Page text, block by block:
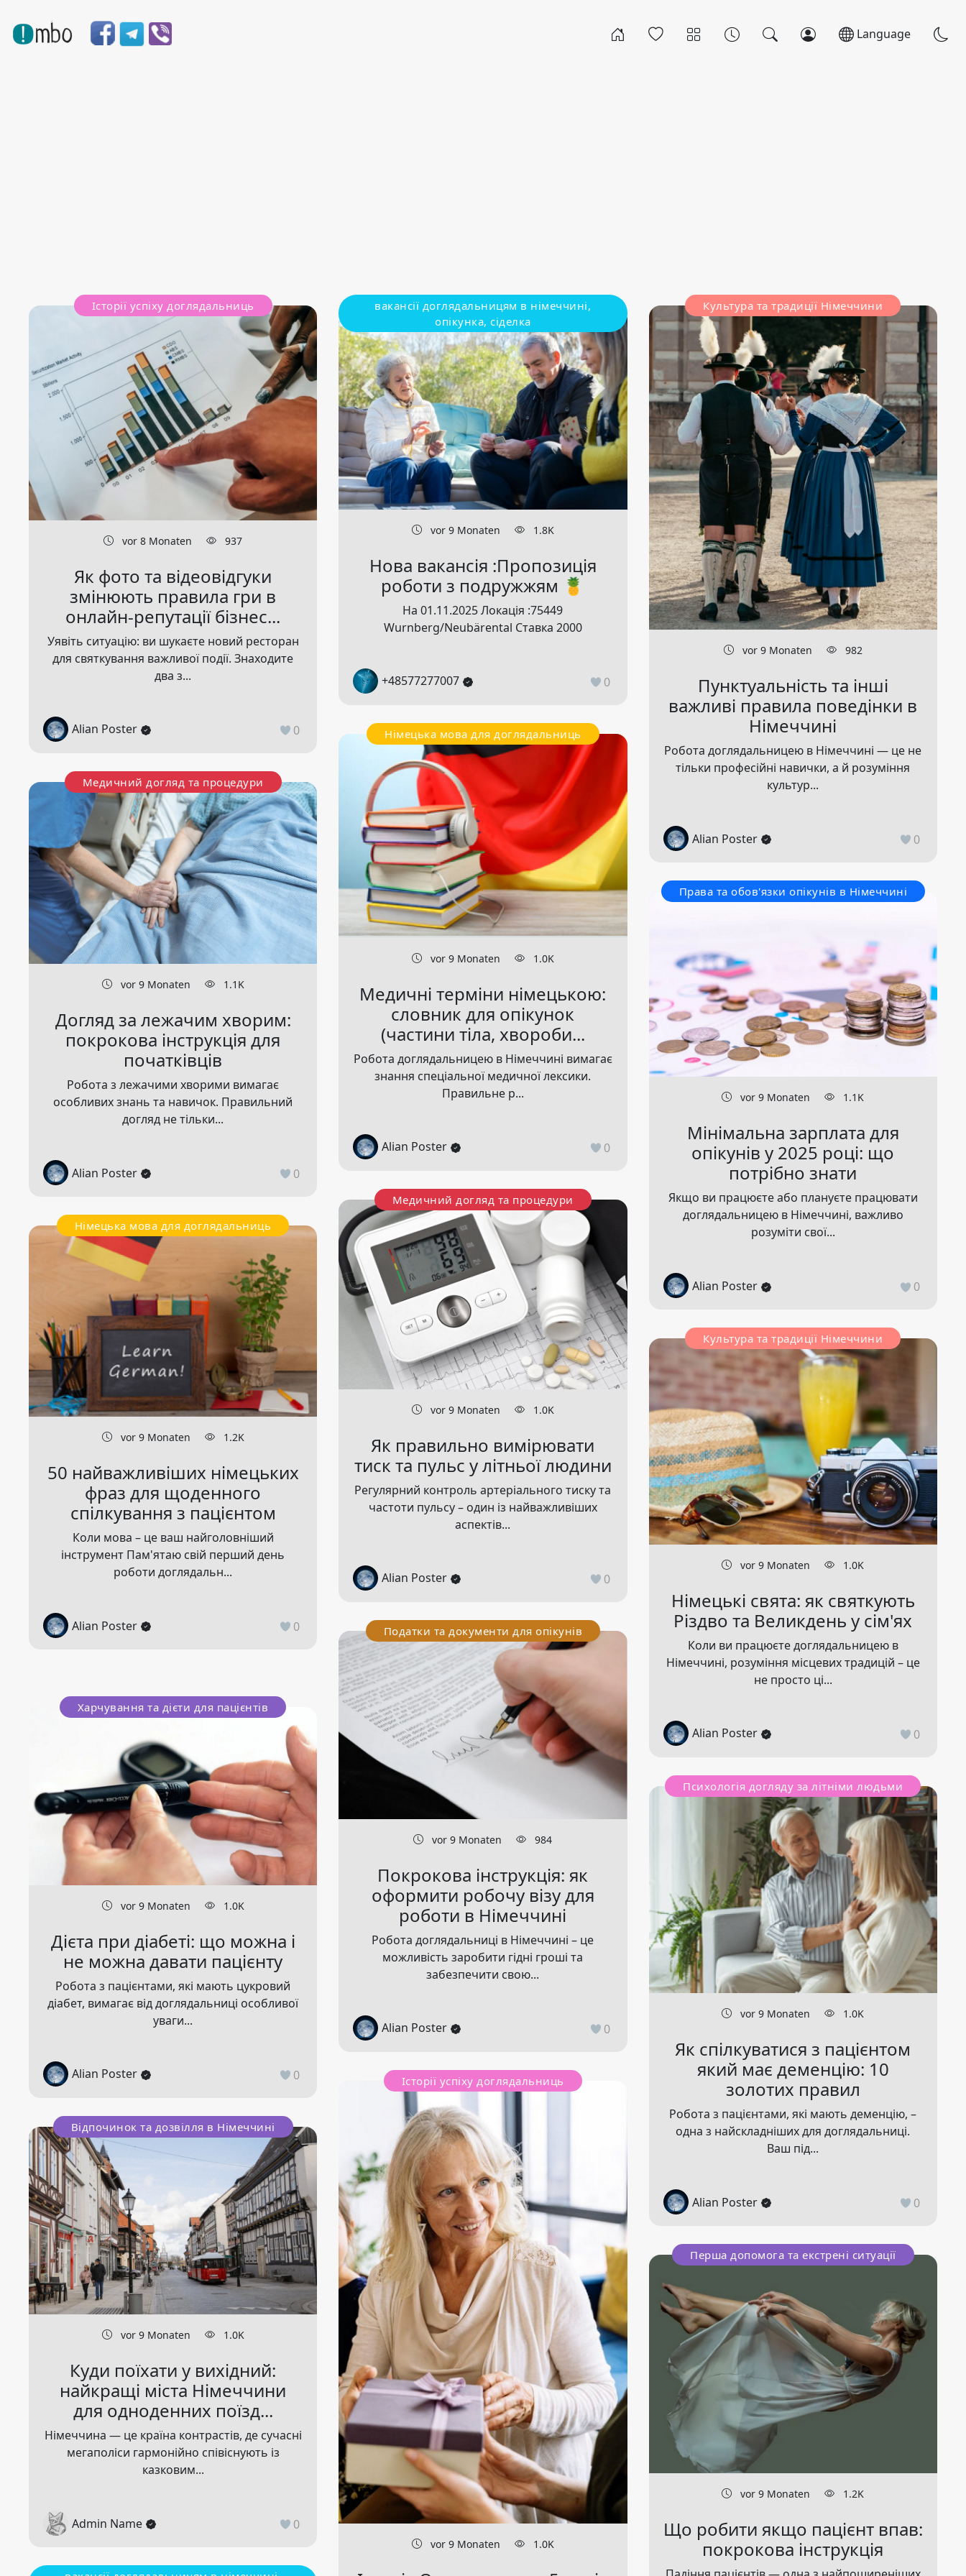
Language
Історії успіху доглядальниць
vor 8 Monaten 937
Як фото та відеовідгуки
змінюють правила гри в
онлайн-репутації бізнес...
Уявіть ситуацію: ви шукаєте новий ресторан
для святкування важливої події. Знаходите
два з...
Alian Poster 0
Медичний догляд та процедури
vor 9 Monaten 1.1K
Догляд за лежачим хворим:
покрокова інструкція для
початківців
Робота з лежачими хворими вимагає
особливих знань та навичок. Правильний
догляд не тільки...
Alian Poster 0
Німецька мова для доглядальниць
vor 9 Monaten 1.2K
50 найважливіших німецьких
фраз для щоденного
спілкування з пацієнтом
Коли мова – це ваш найголовніший
інструмент Пам'ятаю свій перший день
роботи доглядальн...
Alian Poster 0
Харчування та дієти для пацієнтів
vor 9 Monaten 1.0K
Дієта при діабеті: що можна і
не можна давати пацієнту
Робота з пацієнтами, які мають цукровий
діабет, вимагає від доглядальниці особливої
уваги...
Alian Poster 0
Відпочинок та дозвілля в Німеччині
vor 9 Monaten 1.0K
Куди поїхати у вихідний:
найкращі міста Німеччини
для одноденних поїзд...
Німеччина — це країна контрастів, де сучасні
мегаполіси гармонійно співіснують із
казковим...
Admin Name 0
вакансії доглядальницям в німеччині,
опікунка, сіделка
vor 9 Monaten 1.8K
Нова вакансія :Пропозиція
роботи з подружжям 🍍
На 01.11.2025 Локація :75449
Wurnberg/Neubärental Ставка 2000
+48577277007 0
Німецька мова для доглядальниць
vor 9 Monaten 1.0K
Медичні терміни німецькою:
словник для опікунок
(частини тіла, хвороби...
Робота доглядальницею в Німеччині вимагає
знання спеціальної медичної лексики.
Правильне р...
Alian Poster 0
Медичний догляд та процедури
vor 9 Monaten 1.0K
Як правильно вимірювати
тиск та пульс у літньої людини
Регулярний контроль артеріального тиску та
частоти пульсу – один із найважливіших
аспектів...
Alian Poster 0
Податки та документи для опікунів
vor 9 Monaten 984
Покрокова інструкція: як
оформити робочу візу для
роботи в Німеччині
Робота доглядальниці в Німеччині – це
можливість заробити гідні гроші та
забезпечити свою...
Alian Poster 0
Історії успіху доглядальниць
vor 9 Monaten 1.0K
Культура та традиції Німеччини
vor 9 Monaten 982
Пунктуальність та інші
важливі правила поведінки в
Німеччині
Робота доглядальницею в Німеччині — це не
тільки професійні навички, а й розуміння
культур...
Alian Poster 0
Права та обов'язки опікунів в Німеччині
vor 9 Monaten 1.1K
Мінімальна зарплата для
опікунів у 2025 році: що
потрібно знати
Якщо ви працюєте або плануєте працювати
доглядальницею в Німеччині, важливо
розуміти свої...
Alian Poster 0
Культура та традиції Німеччини
vor 9 Monaten 1.0K
Німецькі свята: як святкують
Різдво та Великдень у сім'ях
Коли ви працюєте доглядальницею в
Німеччині, розуміння місцевих традицій – це
не просто ці...
Alian Poster 0
Психологія догляду за літніми людьми
vor 9 Monaten 1.0K
Як спілкуватися з пацієнтом
який має деменцію: 10
золотих правил
Робота з пацієнтами, які мають деменцію, –
одна з найскладніших для доглядальниці.
Ваш під...
Alian Poster 0
Перша допомога та екстрені ситуації
vor 9 Monaten 1.2K
Що робити якщо пацієнт впав:
покрокова інструкція